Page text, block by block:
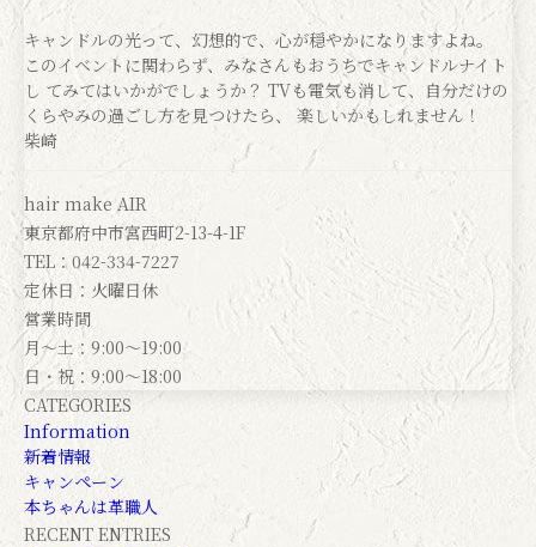
キャンドルの光って、幻想的で、心が穏やかになりますよね。
このイベントに関わらず、みなさんもおうちでキャンドルナイト
し てみてはいかがでしょうか？ TVも電気も消して、自分だけの
くらやみの過ごし方を見つけたら、 楽しいかもしれません！
柴崎
hair make AIR
東京都府中市宮西町2-13-4-1F
TEL：042-334-7227
定休日：火曜日休
営業時間
月～土：9:00～19:00
日・祝：9:00～18:00
CATEGORIES
Information
新着情報
キャンペーン
本ちゃんは革職人
RECENT ENTRIES